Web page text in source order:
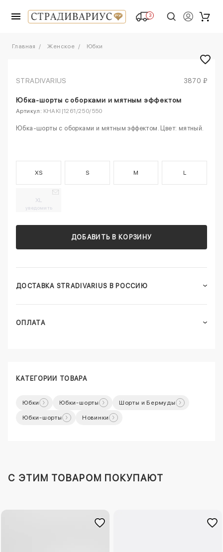
3
Главная Женское Юбки
STRADIVARIUS 3870 ₽
Юбка-шорты с оборками и мятным эффектом
Артикул: KHAKI|1261/250/550
Юбка-шорты с оборками и мятным эффектом. Цвет: мятный.
XS S M L
XL
уведомить
ДОБАВИТЬ В КОРЗИНУ
ДОСТАВКА STRADIVARIUS В РОССИЮ
ОПЛАТА
КАТЕГОРИИ ТОВАРА
Юбки Юбки-шорты Шорты и Бермуды
Юбки-шорты Новинки
C ЭТИМ ТОВАРОМ ПОКУПАЮТ